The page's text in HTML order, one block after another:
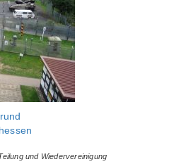
und Wiedervereinigung